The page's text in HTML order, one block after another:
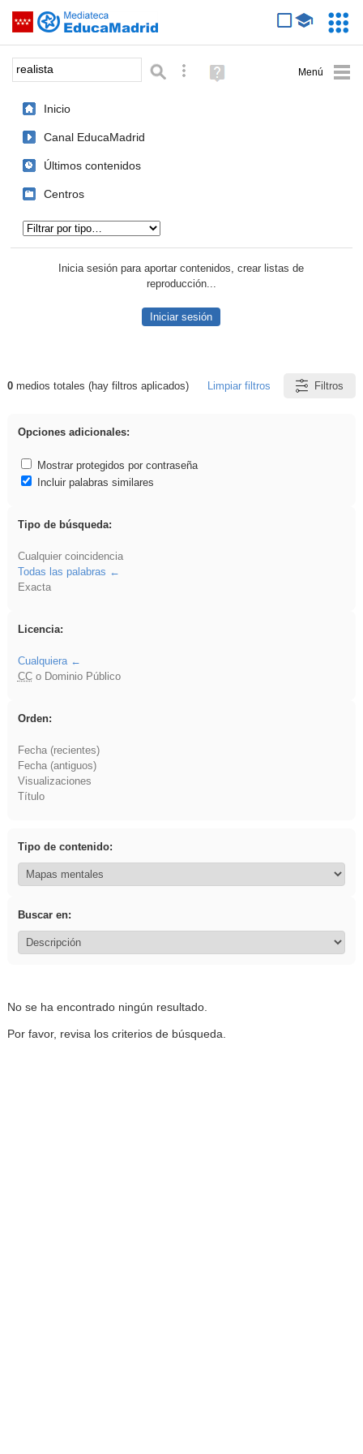
Saltar navegación
Palabra o frase: Búsqueda avanzada
Ayuda
(en
Inicio
Canal EducaMadrid
Últimos contenidos
Centros
Inicia sesión para aportar contenidos, crear listas de
reproducción...
Iniciar sesión
Resultados de: realista
0medios totales (hay filtros aplicados) Limpiar filtros Filtros
Opciones adicionales:
Mostrar protegidos por contraseña
Incluir palabras similares
Tipo de búsqueda:
Cualquier coincidencia
Todas las palabras
Exacta
Licencia:
Cualquiera
CCo Dominio Público
Orden:
Fecha (recientes)
Fecha (antiguos)
Visualizaciones
Título
Tipo de contenido:
Buscar en:
No se ha encontrado ningún resultado.
Por favor, revisa los criterios de búsqueda.